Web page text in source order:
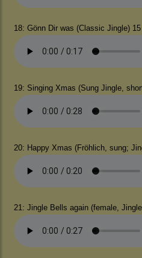
18: Gönn Dir was (Classic Jingle)
19: Singing Xmas (Sung Jingle,
20: Happy Xmas (Fröhlich, sung;
21: Jingle Bells again (female,